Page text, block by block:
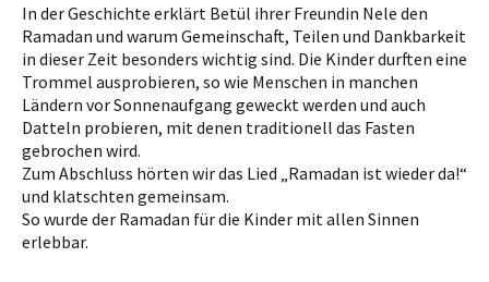
In der Geschichte erklärt Betül ihrer Freundin Nele den
Ramadan und warum Gemeinschaft, Teilen und Dankbarkeit
in dieser Zeit besonders wichtig sind. Die Kinder durften eine
Trommel ausprobieren, so wie Menschen in manchen
Ländern vor Sonnenaufgang geweckt werden und auch
Datteln probieren, mit denen traditionell das Fasten
gebrochen wird.
Zum Abschluss hörten wir das Lied „Ramadan ist wieder da!“
und klatschten gemeinsam.
So wurde der Ramadan für die Kinder mit allen Sinnen
erlebbar.